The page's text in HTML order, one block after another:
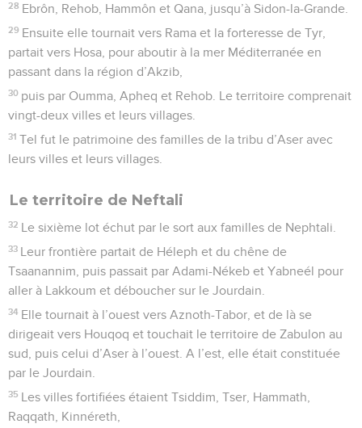
28 Ebrôn, Rehob, Hammôn et Qana, jusqu’à Sidon-la-Grande.
29 Ensuite elle tournait vers Rama et la forteresse de Tyr,
partait vers Hosa, pour aboutir à la mer Méditerranée en
passant dans la région d’Akzib,
30 puis par Oumma, Apheq et Rehob. Le territoire comprenait
vingt-deux villes et leurs villages.
31 Tel fut le patrimoine des familles de la tribu d’Aser avec
leurs villes et leurs villages.
Le territoire de Neftali
32 Le sixième lot échut par le sort aux familles de Nephtali.
33 Leur frontière partait de Héleph et du chêne de
Tsaanannim, puis passait par Adami-Nékeb et Yabneél pour
aller à Lakkoum et déboucher sur le Jourdain.
34 Elle tournait à l’ouest vers Aznoth-Tabor, et de là se
dirigeait vers Houqoq et touchait le territoire de Zabulon au
sud, puis celui d’Aser à l’ouest. A l’est, elle était constituée
par le Jourdain.
35 Les villes fortifiées étaient Tsiddim, Tser, Hammath,
Raqqath, Kinnéreth,